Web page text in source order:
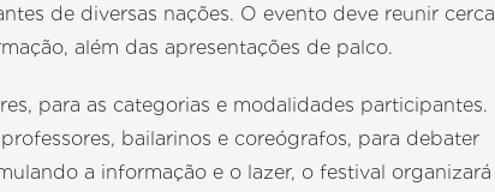
de diversas nações. O evento deve reunir cerca
além das apresentações de palco.
para as categorias e modalidades participantes.
bailarinos e coreógrafos, para debater
a informação e o lazer, o festival organizará